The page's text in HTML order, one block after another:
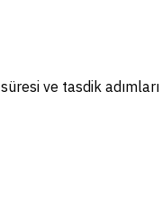
ve tasdik adımları